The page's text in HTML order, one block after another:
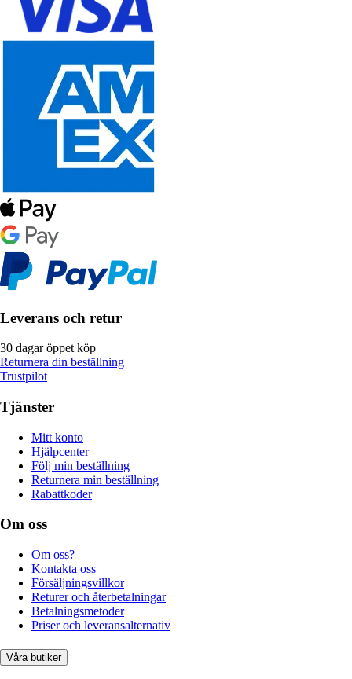
Leverans och retur
30 dagar öppet köp
Returnera din beställning
Trustpilot
Tjänster
Mitt konto
Hjälpcenter
Följ min beställning
Returnera min beställning
Rabattkoder
Om oss
Om oss?
Kontakta oss
Försäljningsvillkor
Returer och återbetalningar
Betalningsmetoder
Priser och leveransalternativ
Våra butiker